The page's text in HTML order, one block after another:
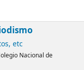
etc
Nacional de